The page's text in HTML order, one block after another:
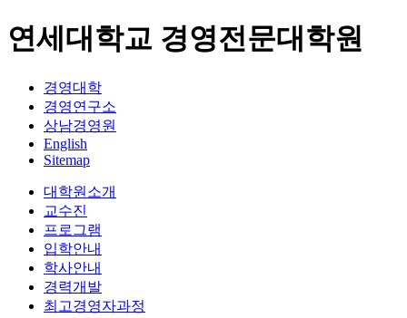
연세대학교 경영전문대학원
경영대학
경영연구소
상남경영원
English
Sitemap
대학원소개
교수진
프로그램
입학안내
학사안내
경력개발
최고경영자과정